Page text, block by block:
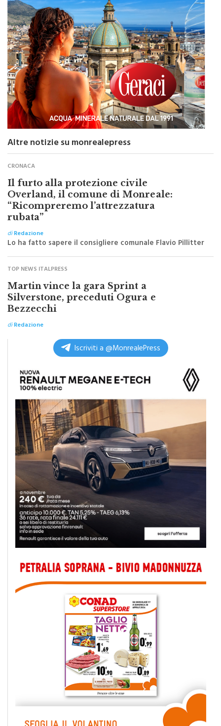
Altre notizie su monrealepress
CRONACA
Il furto alla protezione civile
Overland, il comune di Monreale:
“Ricompreremo l’attrezzatura
rubata”
diRedazione
Lo ha fatto sapere il consigliere comunale Flavio Pillitter
TOP NEWS ITALPRESS
Martin vince la gara Sprint a
Silverstone, preceduti Ogura e
Bezzecchi
diRedazione
Iscriviti a @MonrealePress